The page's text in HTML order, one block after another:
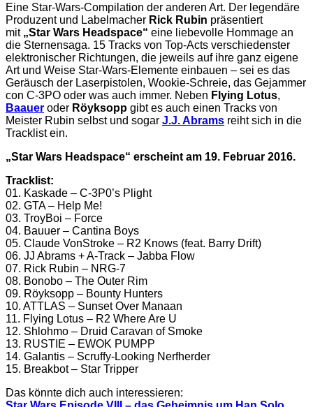
Eine Star-Wars-Compilation der anderen Art. Der legendäre
Produzent und Labelmacher Rick Rubin präsentiert
mit „Star Wars Headspace“ eine liebevolle Hommage an
die Sternensaga. 15 Tracks von Top-Acts verschiedenster
elektronischer Richtungen, die jeweils auf ihre ganz eigene
Art und Weise Star-Wars-Elemente einbauen – sei es das
Geräusch der Laserpistolen, Wookie-Schreie, das Gejammer
con C-3PO oder was auch immer. Neben Flying Lotus,
Baauer oder Röyksopp gibt es auch einen Tracks von
Meister Rubin selbst und sogar J.J. Abrams reiht sich in die
Tracklist ein.
„Star Wars Headspace“ erscheint am 19. Februar 2016.
Tracklist:
01. Kaskade – C-3P0’s Plight
02. GTA – Help Me!
03. TroyBoi – Force
04. Bauuer – Cantina Boys
05. Claude VonStroke – R2 Knows (feat. Barry Drift)
06. JJ Abrams + A-Track – Jabba Flow
07. Rick Rubin – NRG-7
08. Bonobo – The Outer Rim
09. Röyksopp – Bounty Hunters
10. ATTLAS – Sunset Over Manaan
11. Flying Lotus – R2 Where Are U
12. Shlohmo – Druid Caravan of Smoke
13. RUSTIE – EWOK PUMPP
14. Galantis – Scruffy-Looking Nerfherder
15. Breakbot – Star Tripper
Das könnte dich auch interessieren: